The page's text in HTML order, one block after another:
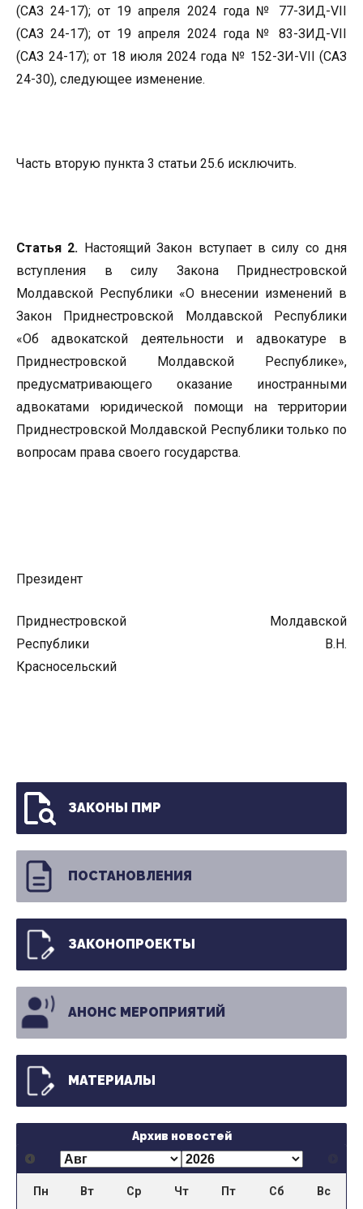
Часть вторую пункта 3 статьи 25.6 исключить.
Статья 2. Настоящий Закон вступает в силу со дня
вступления в силу Закона Приднестровской
Молдавской Республики «О внесении изменений в
Закон Приднестровской Молдавской Республики
«Об адвокатской деятельности и адвокатуре в
Приднестровской Молдавской Республике»,
предусматривающего оказание иностранными
адвокатами юридической помощи на территории
Приднестровской Молдавской Республики только по
вопросам права своего государства.
Президент
Приднестровской Молдавской
Республики В.Н.
Красносельский
ЗАКОНЫ ПМР
ПОСТАНОВЛЕНИЯ
ЗАКОНОПРОЕКТЫ
АНОНС МЕРОПРИЯТИЙ
МАТЕРИАЛЫ
Архив новостей
Пн Вт Ср Чт Пт Сб Вс